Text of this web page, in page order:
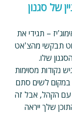
של סגנון
– תגידי את
תבקשי מהצ'אט
שלו.
נקודות מסוימות
במקום לשים סתם
עם הקהל, אבל זה
שלך ייראה